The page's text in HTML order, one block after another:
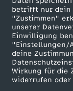
betrifft nur dein
"Zustimmen"
unserer
Einwilligung
"Einstellungen/
deine
Wirkung für die
widerrufen oder
r
R
u
Werbefernsehen
Mainzelmännchen